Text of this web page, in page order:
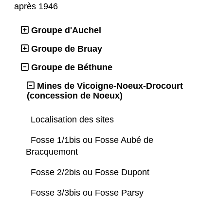
après 1946
Groupe d'Auchel
Groupe de Bruay
Groupe de Béthune
Mines de Vicoigne-Noeux-Drocourt
(concession de Noeux)
Localisation des sites
Fosse 1/1bis ou Fosse Aubé de
Bracquemont
Fosse 2/2bis ou Fosse Dupont
Fosse 3/3bis ou Fosse Parsy